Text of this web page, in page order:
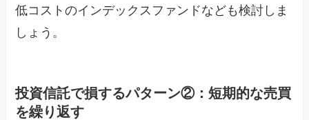
低コストのインデックスファンドなども検討しま
しょう。
投資信託で損するパターン②：短期的な売買
を繰り返す